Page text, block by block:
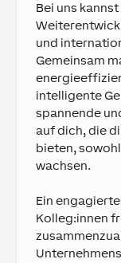
Bei uns
und
Gemeinsam
intelligente
spannende
auf dich, die
bieten,
wachsen.
Ein
Kolleg:innen